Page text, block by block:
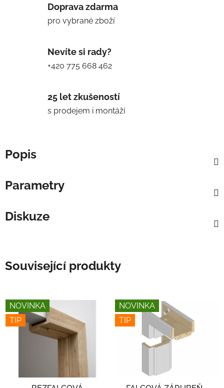
Doprava zdarma
pro vybrané zboží
Nevíte si rady?
+420 775 668 462
25 let zkušeností
s prodejem i montáží
Popis
Parametry
Diskuze
Související produkty
NOVINKA
TIP
NOVINKA
TIP